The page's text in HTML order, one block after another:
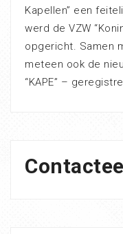
Kapellen” een
werd de VZW
opgericht. Samen
meteen ook de
“KAPE” –